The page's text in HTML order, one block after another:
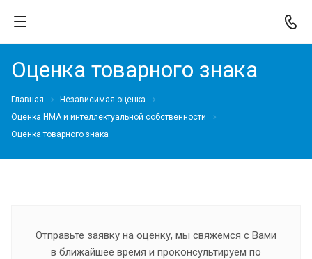
Оценка товарного знака
Главная
Независимая оценка
Оценка НМА и интеллектуальной собственности
Оценка товарного знака
Отправьте заявку на оценку, мы свяжемся с Вами
в ближайшее время и проконсультируем по